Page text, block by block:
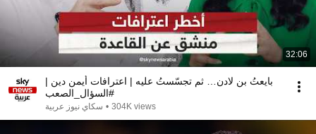
32:06
بايعتُ بن لادن… ثم تجسّستُ عليه | اعترافات أيمن دين |
#السؤال_الصعب
سكاي نيوز عربية • 304K views